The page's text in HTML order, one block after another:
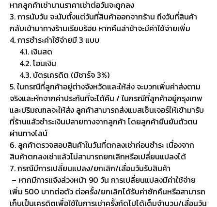
หากลูกค้าเช่านานราคาเช่าต่อวันจะถูกลง
3. การนับวัน จะนับตั้งแต่วันที่สินค้าออกจากร้าน ถึงวันที่สินค้า
กลับเข้ามาทางร้านเรียบร้อย หากคืนล่าช้าจะมีค่าใช้จ่ายเพิ่ม
4. การชำระค่าใช้จ่ายมี 3 แบบ
4.1. เงินสด
4.2. โอนเงิน
4.3. บัตรเครดิต (มีชาร์จ 3%)
5. ในกรณีที่ลูกค้าอยู่ต่างจังหวัดและให้ส่ง จะบวกเพิ่มค่าส่งตาม
จริงและหักจากค่าประกันที่จะได้คืน / ในกรณีที่ลูกค้าอยู่กรุงเทพ
และปริมณฑลจะให้ส่ง ลูกค้าสามารถส่งแมสเซ็นเจอร์ให้เข้ามารับ
ที่ร้านแล้วชำระเงินปลายทางจากลูกค้า โดยลูกค้ายืนยันตัวตน
ผ่านทางไลน์
6. ลูกค้าตรวจสอบสินค้าในวันที่ตกลงเช่าก่อนชำระ เนื่องจาก
สินค้าตกลงเช่าแล้วไม่สามารถยกเลิกหรือเปลี่ยนแปลงได้
7. กรณีมีการเปลี่ยนแปลง/ยกเลิก/เลื่อนวันรับสินค้า
– หากมีการแจ้งล่วงหน้า 90 วัน การเปลี่ยนแปลงมีค่าใช้จ่าย
เพิ่ม 500 บาทต่อตัว ต่อครั้ง/ยกเลิกได้รับค่าซักคืนหรือสามารถ
เก็บเป็นเครดิตเพื่อใช้ในการเช่าครั้งถัดไปได้เต็มจำนวน/เลื่อนวัน